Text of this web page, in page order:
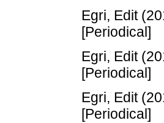
Egri, Edit
[Periodical]
Egri, Edit
[Periodical]
Egri, Edit
[Periodical]